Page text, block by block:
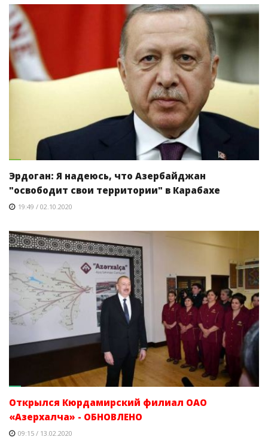
Эрдоган: Я надеюсь, что Азербайджан
"освободит свои территории" в Карабахе
19:49 / 02.10.2020
Открылся Кюрдамирский филиал ОАО
«Азерхалча» - ОБНОВЛЕНО
09:15 / 13.02.2020